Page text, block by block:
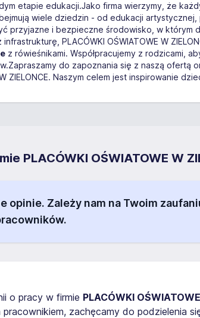
etapie edukacji.Jako firma wierzymy, że
wiele dziedzin - od edukacji
przyjazne i bezpieczne środowisko, w którym
PLACÓWKI OŚWIATOWE W
z rówieśnikami. Współpracujemy z rodzicami,
do zapoznania się z naszą
W ZIELONCE. Naszym celem jest inspirowanie
PLACÓWKI OŚWIATOWE W
opinie. Zależy nam na Twoim
o pracy w firmie PLACÓWKI
pracownikiem, zachęcamy do podzielenia